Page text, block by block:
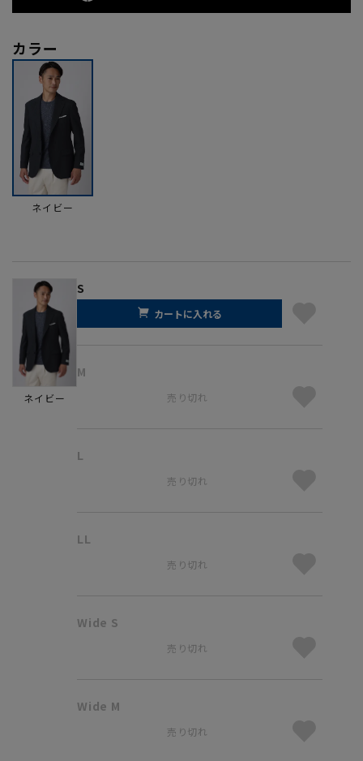
カラー
ネイビー
ネイビー
S
カートに入れる
M
売り切れ
L
売り切れ
LL
売り切れ
Wide S
売り切れ
Wide M
売り切れ